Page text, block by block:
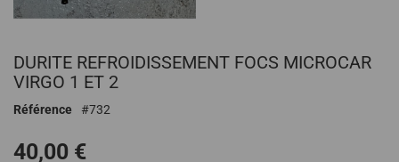
d’images
au
début
la
d’images
DURITE REFROIDISSEMENT FOCS MICROCAR
VIRGO 1 ET 2
Référence 732
40,00 €